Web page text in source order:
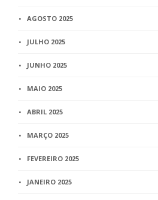
AGOSTO 2025
JULHO 2025
JUNHO 2025
MAIO 2025
ABRIL 2025
MARÇO 2025
FEVEREIRO 2025
JANEIRO 2025